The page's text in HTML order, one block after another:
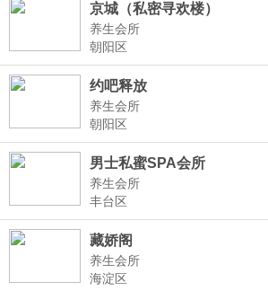
京城（私密寻欢楼）
养生会所
朝阳区
约吧释放
养生会所
朝阳区
男士私蜜SPA会所
养生会所
丰台区
藏娇阁
养生会所
海淀区